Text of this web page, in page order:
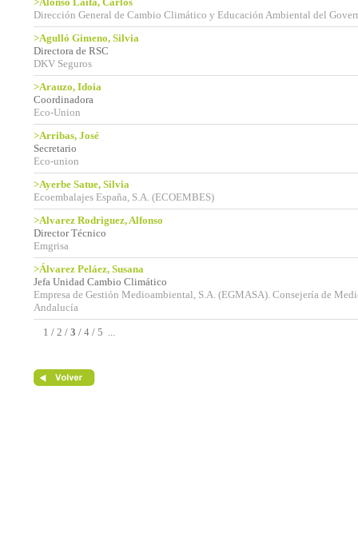
Dirección General de Cambio Climático y Educación Ambiental del
>Agulló Gimeno, Silvia
Directora de RSC
DKV Seguros
>Arauzo, Idoia
Coordinadora
Eco-Union
>Arribas, José
Secretario
Eco-union
>Ayerbe Satue, Silvia
Ecoembalajes España, S.A. (ECOEMBES)
>Alvarez Rodriguez, Alfonso
Director Técnico
Emgrisa
>Álvarez Peláez, Susana
Jefa Unidad Cambio Climático
Empresa de Gestión Medioambiental, S.A. (EGMASA). Consejería de
Andalucía
1 / 2 / 3 / 4 / 5 ...